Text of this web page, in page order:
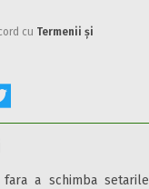
a schimba setarile
cu Termenii și